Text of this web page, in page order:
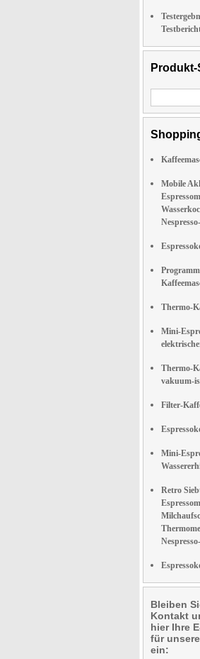
Mobile
Thermo-
Mini-
Thermo-
vakuum-
Filter-
Mini-
Retro
Bleiben
Kontakt
hier Ihre
für
ein: